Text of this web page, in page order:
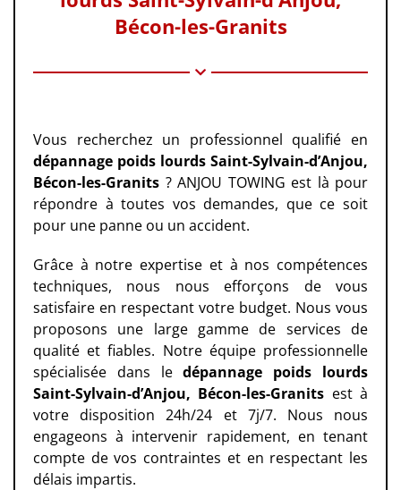
Bécon-les-Granits
Vous recherchez un professionnel qualifié en
dépannage poids lourds Saint-Sylvain-d’Anjou,
Bécon-les-Granits ? ANJOU TOWING est là pour
répondre à toutes vos demandes, que ce soit
pour une panne ou un accident.
Grâce à notre expertise et à nos compétences
techniques, nous nous efforçons de vous
satisfaire en respectant votre budget. Nous vous
proposons une large gamme de services de
qualité et fiables. Notre équipe professionnelle
spécialisée dans ledépannage poids lourds
Saint-Sylvain-d’Anjou, Bécon-les-Granits est à
votre disposition 24h/24 et 7j/7. Nous nous
engageons à intervenir rapidement, en tenant
compte de vos contraintes et en respectant les
délais impartis.